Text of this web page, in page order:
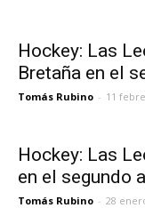
Hockey: Las
Bretaña en el
Tomás Rubino - 11
Hockey: Las
en el segundo
Tomás Rubino - 28